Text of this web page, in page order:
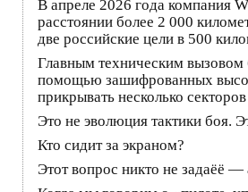
В апреле 2026 года компания
расстоянии более 2 000
две российские цели в 500
Главным техническим
помощью зашифрованных
прикрывать несколько
Это не эволюция тактики боя.
Кто сидит за экраном?
Этот вопрос никто не задаёё —